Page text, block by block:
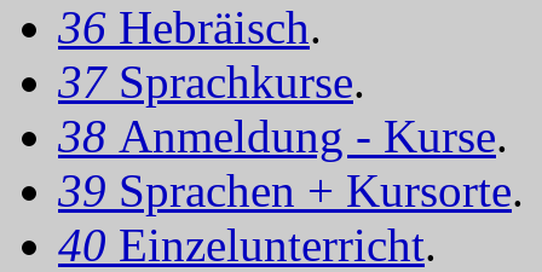
36 Hebräisch.
37 Sprachkurse.
38 Anmeldung - Kurse.
39 Sprachen + Kursorte.
40 Einzelunterricht.